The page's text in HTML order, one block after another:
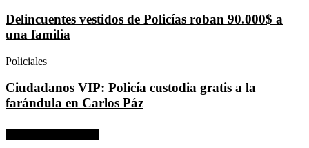
Delincuentes vestidos de Policías roban 90.000$ a
una familia
Policiales
Ciudadanos VIP: Policía custodia gratis a la
farándula en Carlos Páz